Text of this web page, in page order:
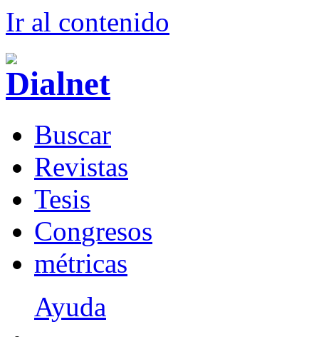
Ir al contenido
Buscar
Revistas
Tesis
Congresos
métricas
Ayuda